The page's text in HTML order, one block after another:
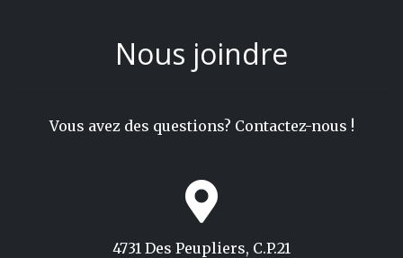
Nous joindre
Vous avez des questions? Contactez-nous !
4731 Des Peupliers, C.P.21